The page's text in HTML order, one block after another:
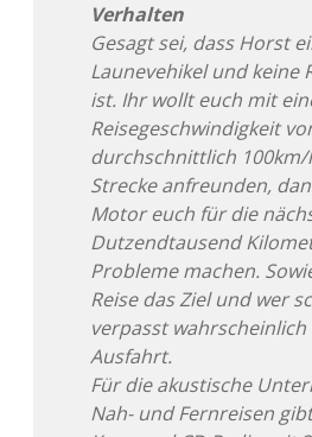
Verhalten
Gesagt sei, dass Horst
Launevehikel und keine
ist. Ihr wollt euch mit
Reisegeschwindigkeit
durchschnittlich
Strecke anfreunden,
Motor euch für die
Dutzendtausend
Probleme machen.
Reise das Ziel und wer
verpasst
Ausfahrt.
Für die akustische
Nah- und Fernreisen